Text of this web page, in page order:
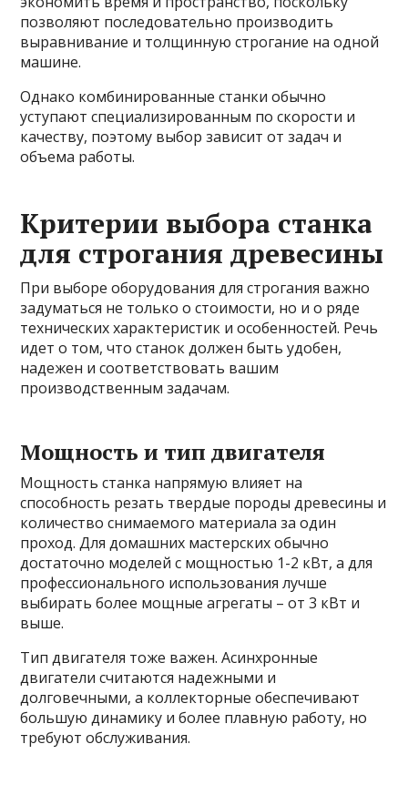
позволяют последовательно производить
выравнивание и толщинную строгание на одной
машине.
Однако комбинированные станки обычно
уступают специализированным по скорости и
качеству, поэтому выбор зависит от задач и
объема работы.
Критерии выбора станка
для строгания древесины
При выборе оборудования для строгания важно
задуматься не только о стоимости, но и о ряде
технических характеристик и особенностей. Речь
идет о том, что станок должен быть удобен,
надежен и соответствовать вашим
производственным задачам.
Мощность и тип двигателя
Мощность станка напрямую влияет на
способность резать твердые породы древесины и
количество снимаемого материала за один
проход. Для домашних мастерских обычно
достаточно моделей с мощностью 1-2 кВт, а для
профессионального использования лучше
выбирать более мощные агрегаты – от 3 кВт и
выше.
Тип двигателя тоже важен. Асинхронные
двигатели считаются надежными и
долговечными, а коллекторные обеспечивают
большую динамику и более плавную работу, но
требуют обслуживания.